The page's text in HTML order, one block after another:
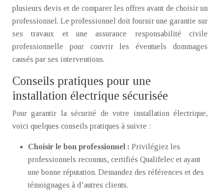
plusieurs devis et de comparer les offres avant de choisir un
professionnel. Le professionnel doit fournir une garantie sur
ses travaux et une assurance responsabilité civile
professionnelle pour couvrir les éventuels dommages
causés par ses interventions.
Conseils pratiques pour une
installation électrique sécurisée
Pour garantir la sécurité de votre installation électrique,
voici quelques conseils pratiques à suivre :
Choisir le bon professionnel : Privilégiez les
professionnels reconnus, certifiés Qualifelec et ayant
une bonne réputation. Demandez des références et des
témoignages à d’autres clients.